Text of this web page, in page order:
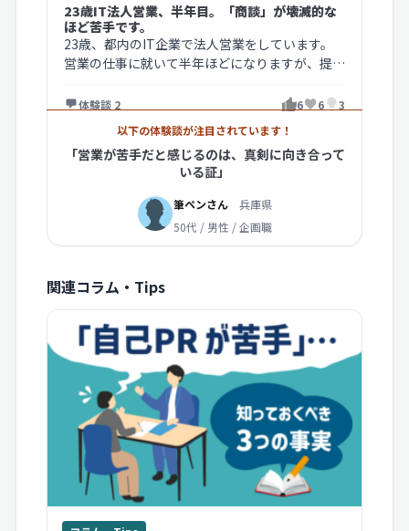
23歳IT法人営業、半年目。「商談」が壊滅的な
ほど苦手です。
23歳、都内のIT企業で法人営業をしています。
営業の仕事に就いて半年ほどになりますが、提案
体験談 2 6 6
3
以下の体験談が注目されています！
「営業が苦手だと感じるのは、真剣に向き合って
いる証」
筆ペンさん
兵庫県
50代 / 男性 / 企画職
関連コラム・Tips